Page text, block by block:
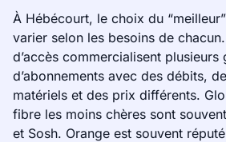
À Hébécourt, le choix du
varier selon les besoins de
d’accès commercialisent plusieurs
d’abonnements avec des débits,
matériels et des prix différents.
fibre les moins chères sont
et Sosh. Orange est souvent